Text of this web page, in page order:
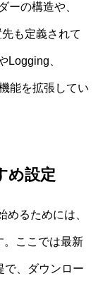
ーの構造や、
も定義されて
Logging、
能を拡張してい
め設定
るためには、
。ここでは最新
で、ダウンロー